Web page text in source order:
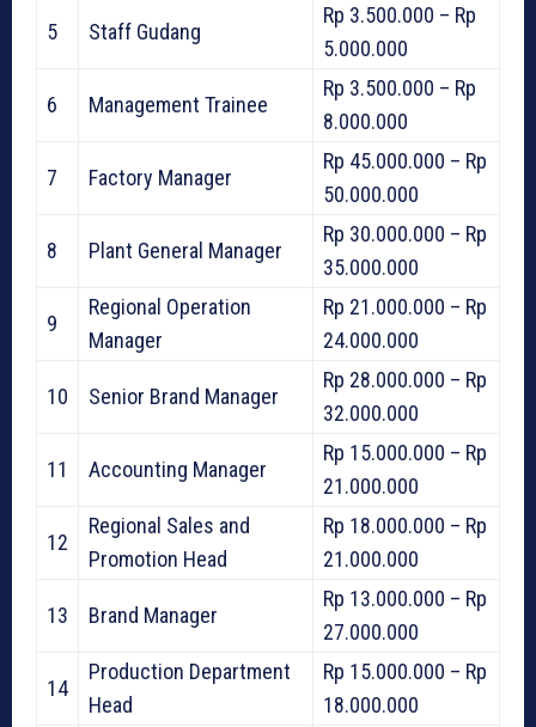
5 Staff Gudang
Rp 3.500.000 – Rp
5.000.000
6 Management Trainee
Rp 3.500.000 – Rp
8.000.000
7 Factory Manager
Rp 45.000.000 – Rp
50.000.000
8 Plant General Manager
Rp 30.000.000 – Rp
35.000.000
9
Regional Operation
Manager
Rp 21.000.000 – Rp
24.000.000
10 Senior Brand Manager
Rp 28.000.000 – Rp
32.000.000
11 Accounting Manager
Rp 15.000.000 – Rp
21.000.000
12
Regional Sales and
Promotion Head
Rp 18.000.000 – Rp
21.000.000
13 Brand Manager
Rp 13.000.000 – Rp
27.000.000
14
Production Department
Head
Rp 15.000.000 – Rp
18.000.000